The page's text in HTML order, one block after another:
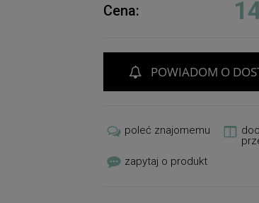
Cena:
POWIADOM O
poleć znajomemu
zapytaj o produkt